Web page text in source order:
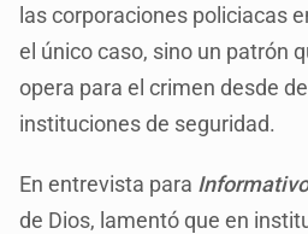
las corporaciones policiacas
el único caso, sino un patrón
opera para el crimen desde
instituciones de seguridad.
En entrevista para
de Dios, lamentó que en